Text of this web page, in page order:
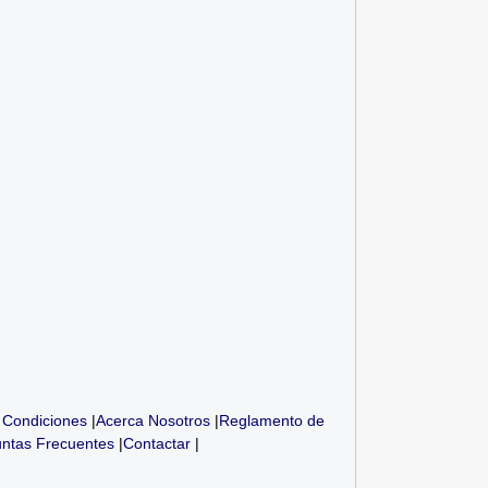
|Acerca Nosotros |Reglamento de
Frecuentes|Contactar|